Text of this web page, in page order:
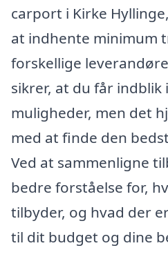
carport i Kirke
at indhente minimum
forskellige
sikrer, at du får indblik
muligheder, men det
med at finde den
Ved at sammenligne
bedre forståelse for,
tilbyder, og hvad der
til dit budget og dine